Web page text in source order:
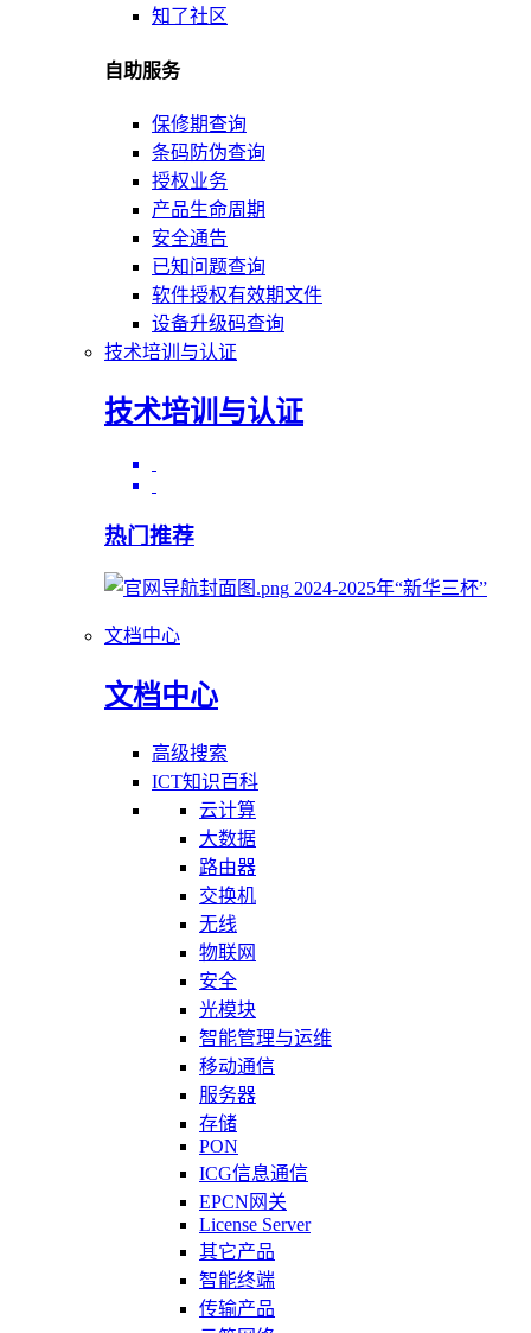
知了社区
自助服务
保修期查询
条码防伪查询
授权业务
产品生命周期
安全通告
已知问题查询
软件授权有效期文件
设备升级码查询
技术培训与认证
技术培训与认证
热门推荐
2024-2025年“新华三杯”
文档中心
文档中心
高级搜索
ICT知识百科
云计算
大数据
路由器
交换机
无线
物联网
安全
光模块
智能管理与运维
移动通信
服务器
存储
PON
ICG信息通信
EPCN网关
License Server
其它产品
智能终端
传输产品